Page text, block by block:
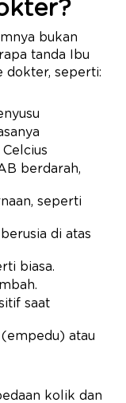
bukan
tanda Ibu
dokter, seperti:
berdarah,
seperti
di atas
biasa.
saat
atau
kolik dan